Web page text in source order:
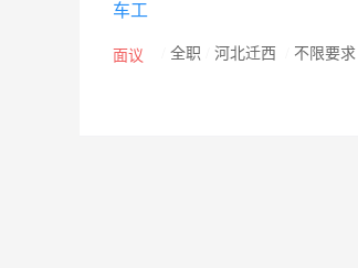
车工
面议 全职 河北迁西 不限要求